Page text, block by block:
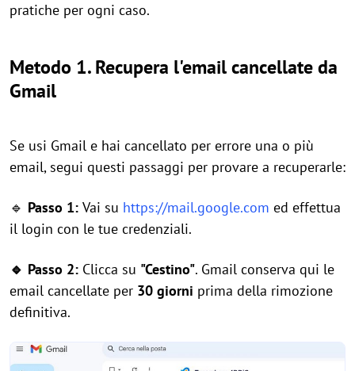
pratiche per ogni caso.
Metodo 1. Recupera l'email cancellate da
Gmail
Se usi Gmail e hai cancellato per errore una o più
email, segui questi passaggi per provare a recuperarle:
🔹 Passo 1: Vai su https://mail.google.com ed effettua
il login con le tue credenziali.
🔹 Passo 2: Clicca su "Cestino". Gmail conserva qui le
email cancellate per 30 giorni prima della rimozione
definitiva.